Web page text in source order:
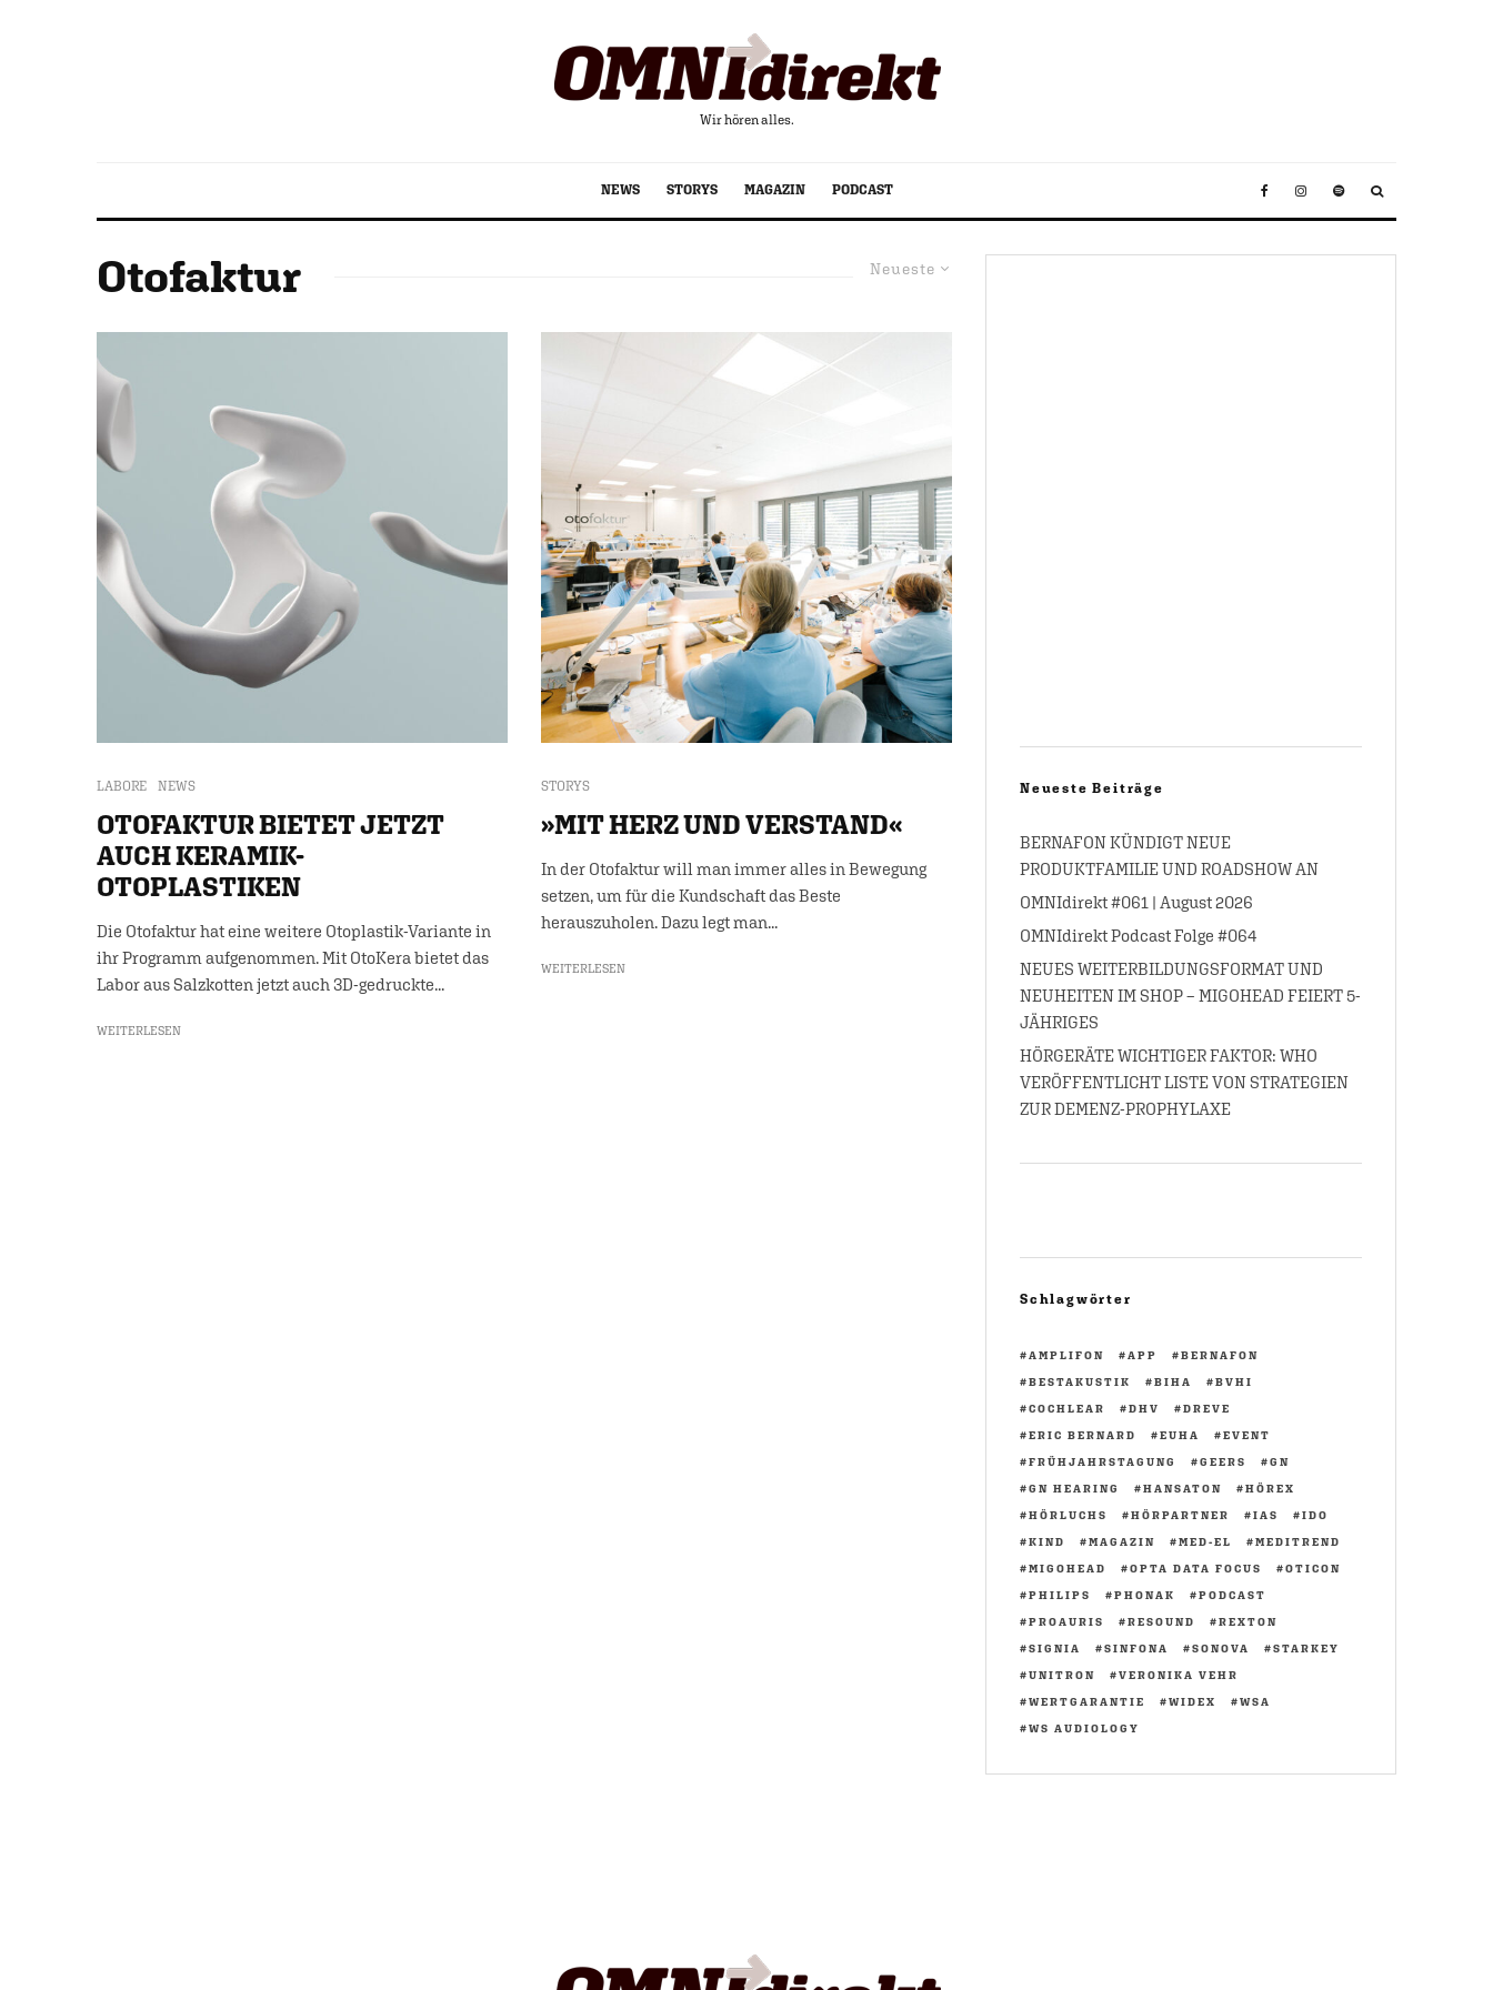
Wir hören alles.
NEWS STORYS MAGAZIN PODCAST
Neueste
Otofaktur
LABORE NEWS
OTOFAKTUR BIETET JETZT
AUCH KERAMIK-
OTOPLASTIKEN
Die Otofaktur hat eine weitere Otoplastik-Variante in
ihr Programm aufgenommen. Mit OtoKera bietet das
Labor aus Salzkotten jetzt auch 3D-gedruckte...
WEITERLESEN
STORYS
»MIT HERZ UND VERSTAND«
In der Otofaktur will man immer alles in Bewegung
setzen, um für die Kundschaft das Beste
herauszuholen. Dazu legt man...
WEITERLESEN
Neueste Beiträge
BERNAFON KÜNDIGT NEUE
PRODUKTFAMILIE UND ROADSHOW AN
OMNIdirekt #061 | August 2026
OMNIdirekt Podcast Folge #064
NEUES WEITERBILDUNGSFORMAT UND
NEUHEITEN IM SHOP – MIGOHEAD FEIERT 5-
JÄHRIGES
HÖRGERÄTE WICHTIGER FAKTOR: WHO
VERÖFFENTLICHT LISTE VON STRATEGIEN
ZUR DEMENZ-PROPHYLAXE
Schlagwörter
AMPLIFON APP
BERNAFON
BESTAKUSTIK
BIHA
BVHI
COCHLEAR
DHV
DREVE
ERIC BERNARD
EUHA
EVENT
FRÜHJAHRSTAGUNG
GEERS
GN
GN HEARING
HANSATON
HÖREX
HÖRLUCHS
HÖRPARTNER IAS
IDO
KIND
MAGAZIN MED-EL
MEDITREND
MIGOHEAD
OPTA DATA FOCUS
OTICON
PHILIPS
PHONAK
PODCAST
PROAURIS
RESOUND
REXTON
SIGNIA
SINFONA SONOVA
STARKEY
UNITRON
VERONIKA VEHR
WERTGARANTIE
WIDEX
WSA
WS AUDIOLOGY